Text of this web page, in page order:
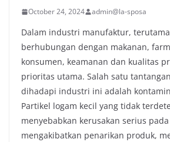
October 24, 2024 admin@la-sposa
Dalam industri manufaktur,
berhubungan dengan makanan,
konsumen, keamanan dan kualitas
prioritas utama. Salah satu
dihadapi industri ini adalah
Partikel logam kecil yang tidak
menyebabkan kerusakan serius
mengakibatkan penarikan produk,